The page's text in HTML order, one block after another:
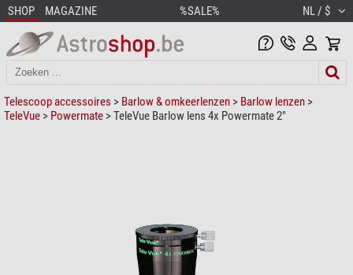
SHOP MAGAZINE %SALE% NL / $
Telescoop accessoires > Barlow & omkeerlenzen > Barlow lenzen >
TeleVue > Powermate > TeleVue Barlow lens 4x Powermate 2"